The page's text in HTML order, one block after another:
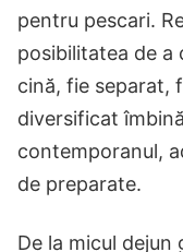
pentru pescari.
posibilitatea de a
cină, fie separat,
diversificat
contemporanul,
de preparate.
De la micul dejun